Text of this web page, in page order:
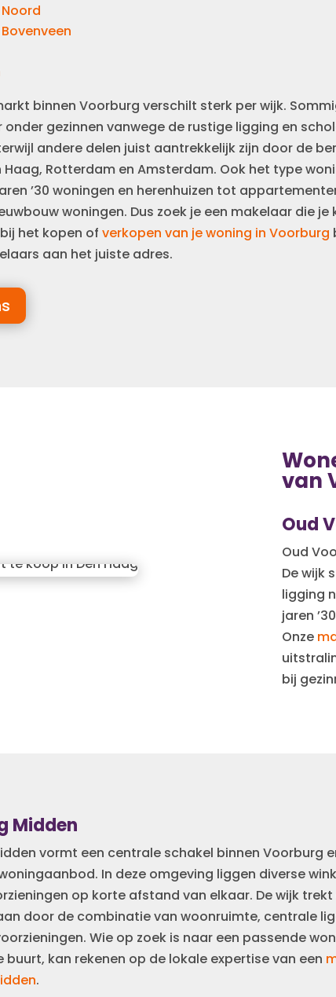
binnen Voorburg verschilt sterk per wijk.
onder gezinnen vanwege de rustige ligging en
andere delen juist aantrekkelijk zijn door de
Haag, Rotterdam en Amsterdam. Ook het type
’30 woningen en herenhuizen tot
woningen. Dus zoek je een makelaar die je
het kopen ofverkopen van je woning in Voorburg
aan het juiste adres.
van
Oud
Oud
De wijk
ligging
jaren
Onze
bij
Midden
vormt een centrale schakel binnen Voorburg
In deze omgeving liggen diverse
op korte afstand van elkaar. De wijk
door de combinatie van woonruimte, centrale
Wie op zoek is naar een passende
buurt, kan rekenen op de lokale expertise van een
.